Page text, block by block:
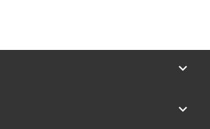
keyboard_arrow_down
keyboard_arrow_down